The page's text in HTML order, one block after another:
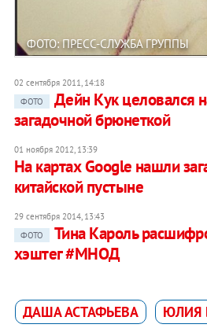
ФОТО: ПРЕСС-СЛУЖБА ГРУППЫ
02 сентября 2011, 14:18
ФОТО
Дейн Кук целовался
загадочной брюнеткой
01 ноября 2012, 13:39
На картах Google нашли
китайской пустыне
29 сентября 2014, 13:43
ФОТО
Тина Кароль
хэштег #МНОД
ДАША АСТАФЬЕВА
ЮЛИЯ